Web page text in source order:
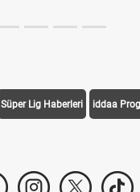
Süper Lig Haberleri iddaa